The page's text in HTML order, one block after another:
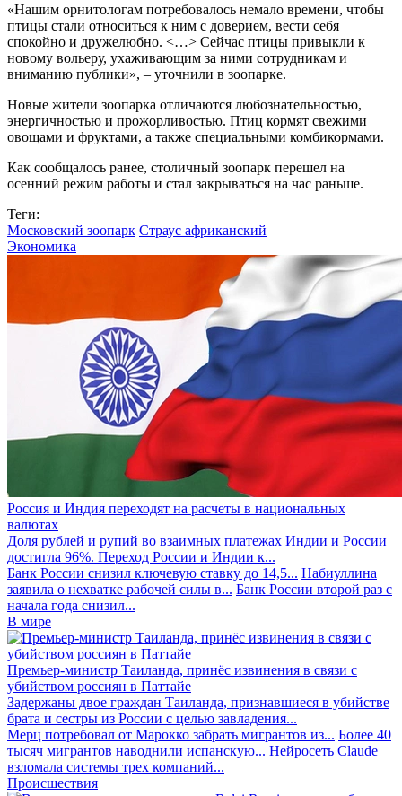
«Нашим орнитологам потребовалось немало времени, чтобы
птицы стали относиться к ним с доверием, вести себя
спокойно и дружелюбно. <…> Сейчас птицы привыкли к
новому вольеру, ухаживающим за ними сотрудникам и
вниманию публики», – уточнили в зоопарке.
Новые жители зоопарка отличаются любознательностью,
энергичностью и прожорливостью. Птиц кормят свежими
овощами и фруктами, а также специальными комбикормами.
Как сообщалось ранее, столичный зоопарк перешел на
осенний режим работы и стал закрываться на час раньше.
Теги:
Московский зоопарк Страус африканский
Экономика
Россия и Индия переходят на расчеты в национальных
валютах
Доля рублей и рупий во взаимных платежах Индии и России
достигла 96%. Переход России и Индии к...
Банк России снизил ключевую ставку до 14,5... Набиуллина
заявила о нехватке рабочей силы в... Банк России второй раз с
начала года снизил...
В мире
Премьер-министр Таиланда, принёс извинения в связи с
убийством россиян в Паттайе
Задержаны двое граждан Таиланда, признавшиеся в убийстве
брата и сестры из России с целью завладения...
Мерц потребовал от Марокко забрать мигрантов из... Более 40
тысяч мигрантов наводнили испанскую... Нейросеть Claude
взломала системы трех компаний...
Происшествия